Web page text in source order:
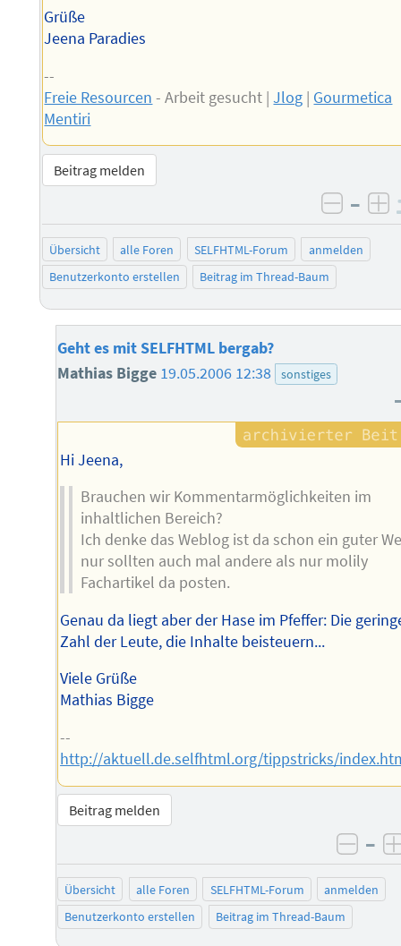
Grüße
Jeena Paradies
--
Freie Resourcen - Arbeit gesucht |Jlog | Gourmetica
Mentiri
Beitrag melden
–
Übersicht alle Foren SELFHTML-Forum
anmelden
Benutzerkonto erstellen
Beitrag im Thread-Baum
Geht es mit SELFHTML bergab?
Mathias Bigge 19.05.2006 12:38 sonstiges
Hi Jeena,
Brauchen wir Kommentarmöglichkeiten im
inhaltlichen Bereich?
Ich denke das Weblog ist da schon ein guter
nur sollten auch mal andere als nur molily
Fachartikel da posten.
Genau da liegt aber der Hase im Pfeffer: Die
Zahl der Leute, die Inhalte beisteuern...
Viele Grüße
Mathias Bigge
--
http://aktuell.de.selfhtml.org/tippstricks/
Beitrag melden
–
Übersicht alle Foren SELFHTML-Forum
anmelden
Benutzerkonto erstellen
Beitrag im Thread-Baum